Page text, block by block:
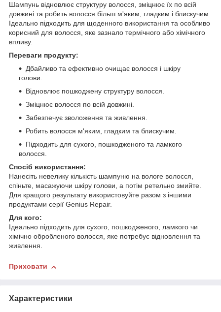
Шампунь відновлює структуру волосся, зміцнює їх по всій
довжині та робить волосся більш м'яким, гладким і блискучим.
Ідеально підходить для щоденного використання та особливо
корисний для волосся, яке зазнало термічного або хімічного
впливу.
Переваги продукту:
Дбайливо та ефективно очищає волосся і шкіру
голови.
Відновлює пошкоджену структуру волосся.
Зміцнює волосся по всій довжині.
Забезпечує зволоження та живлення.
Робить волосся м'яким, гладким та блискучим.
Підходить для сухого, пошкодженого та ламкого
волосся.
Спосіб використання:
Нанесіть невелику кількість шампуню на вологе волосся,
спіньте, масажуючи шкіру голови, а потім ретельно змийте.
Для кращого результату використовуйте разом з іншими
продуктами серії Genius Repair.
Для кого:
Ідеально підходить для сухого, пошкодженого, ламкого чи
хімічно обробленого волосся, яке потребує відновлення та
живлення.
Приховати
Характеристики